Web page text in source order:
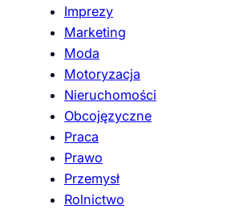
Imprezy
Marketing
Moda
Motoryzacja
Nieruchomości
Obcojęzyczne
Praca
Prawo
Przemysł
Rolnictwo